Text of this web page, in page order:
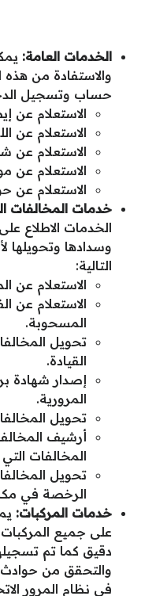
الخدمات العامة:
والاستفادة من
حساب وتسجيل
الاستعلام عن
الاستعلام عن
الاستعلام عن
الاستعلام عن
الاستعلام عن
خدمات المخالفات
الخدمات الاطلاع
وسدادها وتحويلها
التالية:
الاستعلام عن
الاستعلام عن
المسحوبة.
تحويل
القيادة.
إصدار شهادة
المرورية.
تحويل
أرشيف
المخالفات
تحويل
الرخصة في
خدمات المركبات:
على جميع
دقيق كما تم
والتحقق من حوادث
في نظام المرور